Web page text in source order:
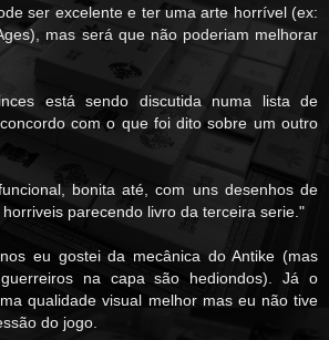
ser excelente e ter uma arte horrível (ex:
mas será que não poderiam melhorar
está sendo discutida numa lista de
com o que foi dito sobre um outro
bonita até, com uns desenhos de
parecendo livro da terceira serie."
eu gostei da mecânica do Antike (mas
na capa são hediondos). Já o
qualidade visual melhor mas eu não tive
do jogo.